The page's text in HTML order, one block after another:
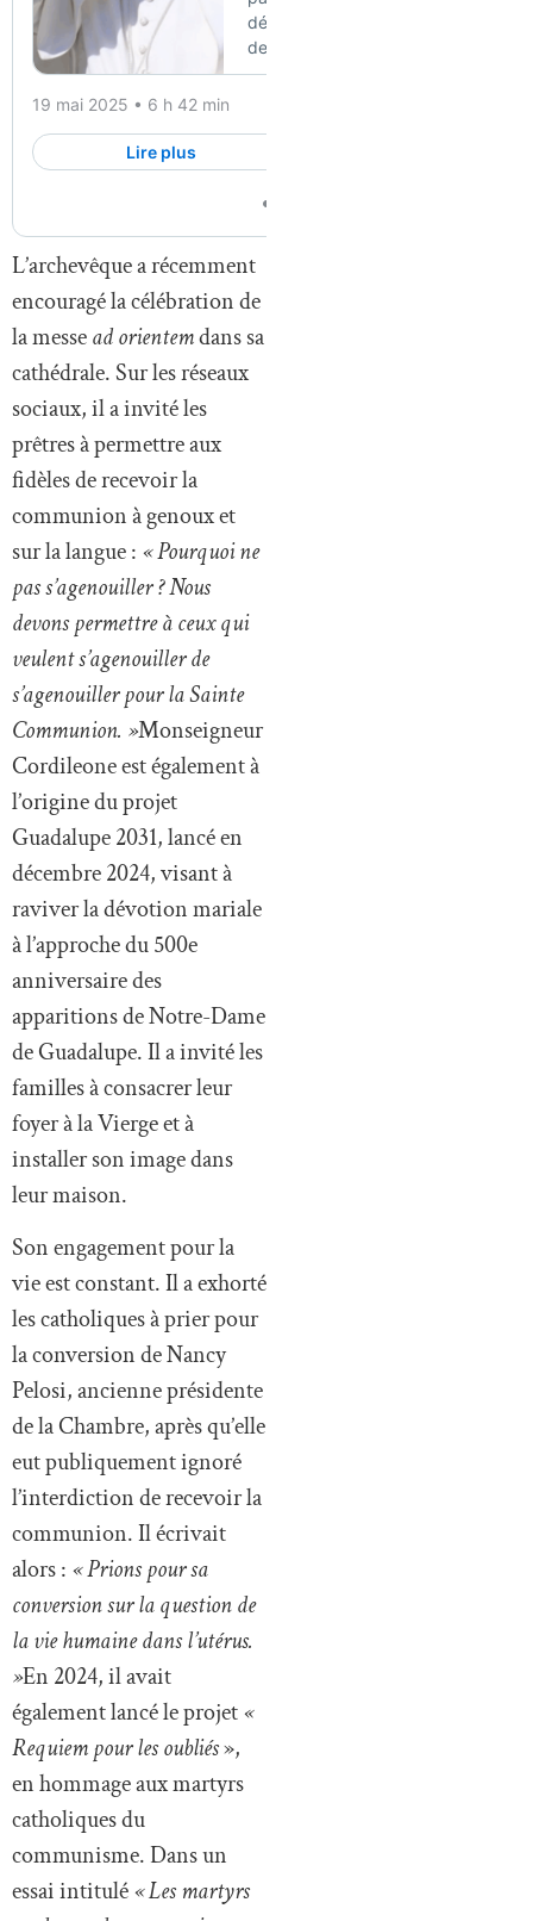
L’archevêque a récemment
encouragé la célébration de
la messead orientemdans sa
cathédrale. Sur les réseaux
sociaux, il a invité les
prêtres à permettre aux
fidèles de recevoir la
communion à genoux et
sur la langue : « Pourquoi ne
pas s’agenouiller ? Nous
devons permettre à ceux qui
veulent s’agenouiller de
s’agenouiller pour la Sainte
Communion. »Monseigneur
Cordileone est également à
l’origine du projet
Guadalupe 2031, lancé en
décembre 2024, visant à
raviver la dévotion mariale
à l’approche du 500e
anniversaire des
apparitions de Notre-Dame
de Guadalupe. Il a invité les
familles à consacrer leur
foyer à la Vierge et à
installer son image dans
leur maison.
Son engagement pour la
vie est constant. Il a exhorté
les catholiques à prier pour
la conversion de Nancy
Pelosi, ancienne présidente
de la Chambre, après qu’elle
eut publiquement ignoré
l’interdiction de recevoir la
communion. Il écrivait
alors : « Prions pour sa
conversion sur la question de
la vie humaine dans l’utérus.
»En 2024, il avait
également lancé le projet«
Requiem pour les oubliés»,
en hommage aux martyrs
catholiques du
communisme. Dans un
essai intitulé« Les martyrs